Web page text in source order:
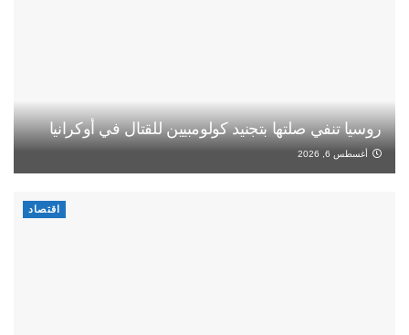
روسيا تنفي صلتها بتجنيد كولومبيين للقتال في أوكرانيا
أغسطس 6, 2026
اقتصاد